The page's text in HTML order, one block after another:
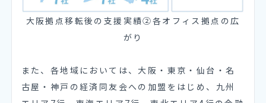
大阪拠点移転後の支援実績②各オフィス拠点の広
がり
また、各地域においては、大阪・東京・仙台・名
古屋・神戸の経済同友会への加盟をはじめ、九州